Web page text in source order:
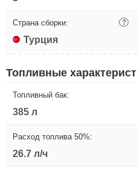
Страна сборки: ?
Турция
Топливные
Топливный бак:
385 л
Расход топлива 50%:
26.7 л/ч